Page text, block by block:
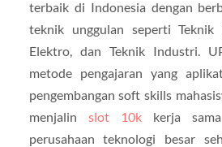
terbaik di Indonesia dengan
teknik unggulan seperti Teknik
Elektro, dan Teknik Industri.
metode pengajaran yang
pengembangan soft skills
menjalin slot 10kkerja sama
perusahaan teknologi besar